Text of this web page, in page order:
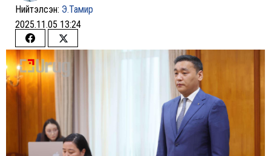
Нийтэлсэн: Э.Тамир
2025.11.05 13:24
Share
on
Facebook
Share
on